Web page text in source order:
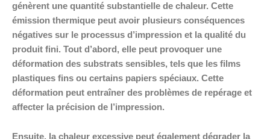
génèrent une quantité substantielle de chaleur. Cette
émission thermique peut avoir plusieurs conséquences
négatives sur le processus d’impression et la qualité du
produit fini. Tout d’abord, elle peut provoquer une
déformation des substrats sensibles, tels que les films
plastiques fins ou certains papiers spéciaux. Cette
déformation peut entraîner des problèmes de repérage et
affecter la précision de l’impression.
Ensuite, la chaleur excessive peut également dégrader la